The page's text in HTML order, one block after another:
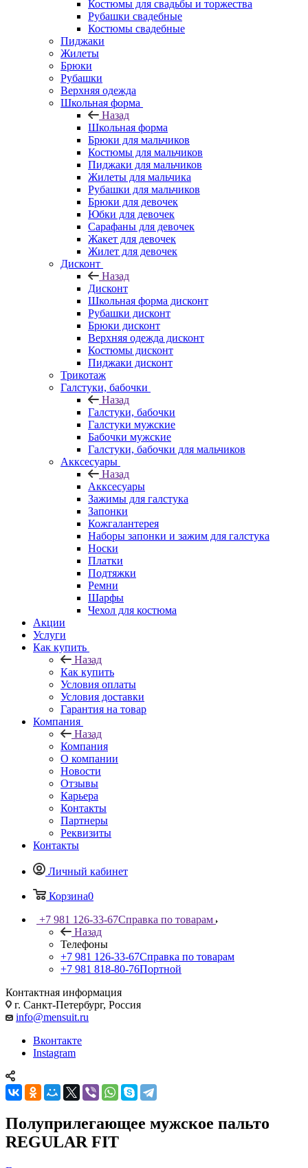
Костюмы для свадьбы и торжества
Рубашки свадебные
Костюмы свадебные
Пиджаки
Жилеты
Брюки
Рубашки
Верхняя одежда
Школьная форма
Назад
Школьная форма
Брюки для мальчиков
Костюмы для мальчиков
Пиджаки для мальчиков
Жилеты для мальчика
Рубашки для мальчиков
Брюки для девочек
Юбки для девочек
Сарафаны для девочек
Жакет для девочек
Жилет для девочек
Дисконт
Назад
Дисконт
Школьная форма дисконт
Рубашки дисконт
Брюки дисконт
Верхняя одежда дисконт
Костюмы дисконт
Пиджаки дисконт
Трикотаж
Галстуки, бабочки
Назад
Галстуки, бабочки
Галстуки мужские
Бабочки мужские
Галстуки, бабочки для мальчиков
Акксесуары
Назад
Акксесуары
Зажимы для галстука
Запонки
Кожгалантерея
Наборы запонки и зажим для галстука
Носки
Платки
Подтяжки
Ремни
Шарфы
Чехол для костюма
Акции
Услуги
Как купить
Назад
Как купить
Условия оплаты
Условия доставки
Гарантия на товар
Компания
Назад
Компания
О компании
Новости
Отзывы
Карьера
Контакты
Партнеры
Реквизиты
Контакты
Личный кабинет
Корзина0
+7 981 126-33-67Справка по товарам
Назад
Телефоны
+7 981 126-33-67Справка по товарам
+7 981 818-80-76Портной
Контактная информация
г. Санкт-Петербург, Россия
info@mensuit.ru
Вконтакте
Instagram
Полуприлегающее мужское пальто
REGULAR FIT